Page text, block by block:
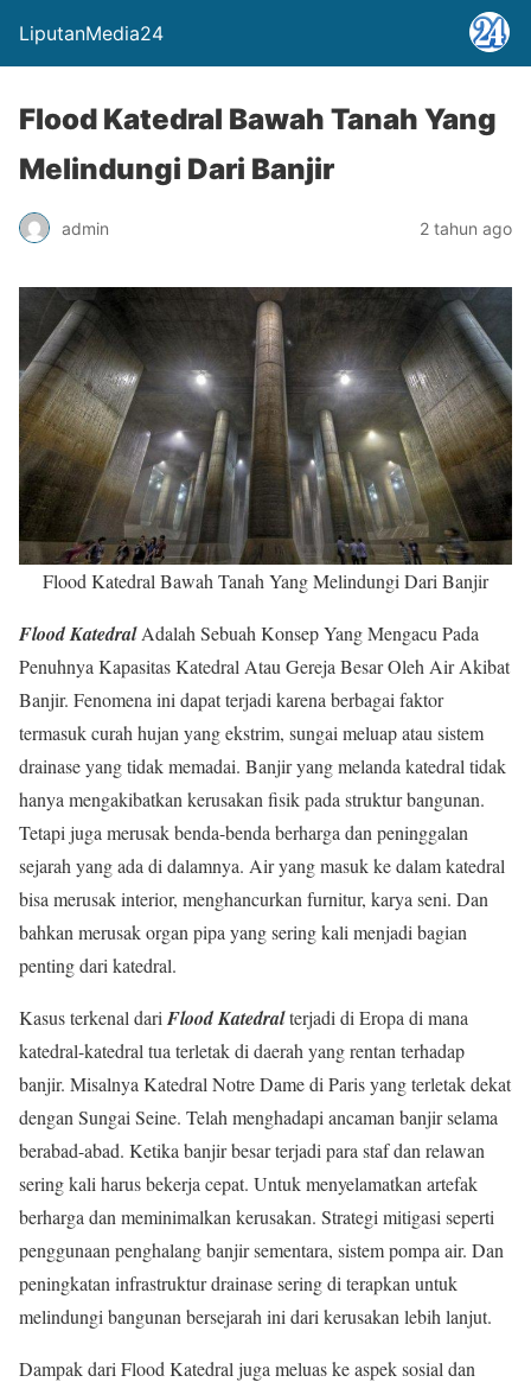
LiputanMedia24
Flood Katedral Bawah Tanah Yang
Melindungi Dari Banjir
admin 2 tahun ago
Flood Katedral Bawah Tanah Yang Melindungi Dari Banjir
Flood KatedralAdalah Sebuah Konsep Yang Mengacu Pada
Penuhnya Kapasitas Katedral Atau Gereja Besar Oleh Air Akibat
Banjir. Fenomena ini dapat terjadi karena berbagai faktor
termasuk curah hujan yang ekstrim, sungai meluap atau sistem
drainase yang tidak memadai. Banjir yang melanda katedral tidak
hanya mengakibatkan kerusakan fisik pada struktur bangunan.
Tetapi juga merusak benda-benda berharga dan peninggalan
sejarah yang ada di dalamnya. Air yang masuk ke dalam katedral
bisa merusak interior, menghancurkan furnitur, karya seni. Dan
bahkan merusak organ pipa yang sering kali menjadi bagian
penting dari katedral.
Kasus terkenal dari Flood Katedralterjadi di Eropa di mana
katedral-katedral tua terletak di daerah yang rentan terhadap
banjir. Misalnya Katedral Notre Dame di Paris yang terletak dekat
dengan Sungai Seine. Telah menghadapi ancaman banjir selama
berabad-abad. Ketika banjir besar terjadi para staf dan relawan
sering kali harus bekerja cepat. Untuk menyelamatkan artefak
berharga dan meminimalkan kerusakan. Strategi mitigasi seperti
penggunaan penghalang banjir sementara, sistem pompa air. Dan
peningkatan infrastruktur drainase sering di terapkan untuk
melindungi bangunan bersejarah ini dari kerusakan lebih lanjut.
Dampak dari Flood Katedral juga meluas ke aspek sosial dan